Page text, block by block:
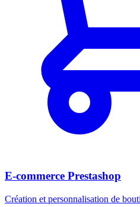
E-commerce Prestashop
Création et personnalisation de